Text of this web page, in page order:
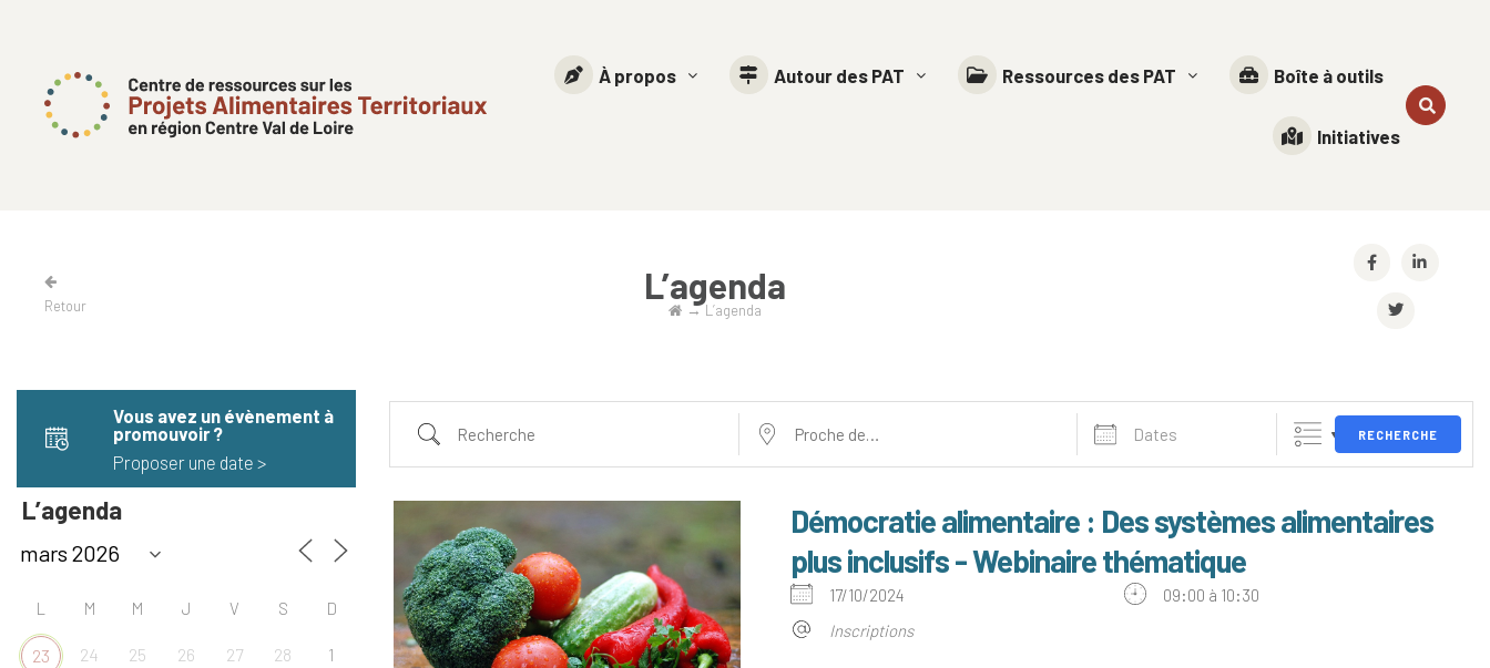
À propos Autour des PAT Ressources des PAT Boîte à outils
Initiatives
Retour L’agenda
→L’agenda
RECHERCHE
Démocratie alimentaire : Des systèmes alimentaires
plus inclusifs - Webinaire thématique
17/10/2024
09:00 à 10:30
Inscriptions
Vous avez un évènement à
promouvoir​ ?
Proposer une date >
L’agenda
L M M J V S D
23 24 25 26 27 28 1